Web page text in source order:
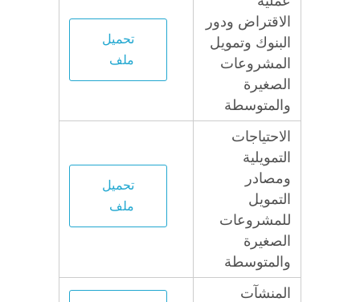
الاقتراض ودور
البنوك وتمويل
المشروعات
الصغيرة
والمتوسطة
تحميل
ملف
الاحتياجات
التمويلية
ومصادر
التمويل
للمشروعات
الصغيرة
والمتوسطة
تحميل
ملف
المنشآت